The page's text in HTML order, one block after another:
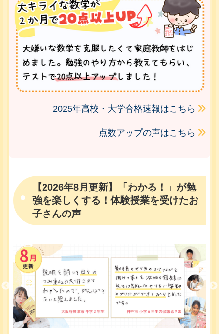
2025年高校・大学合格速報はこちら
点数アップの声はこちら
【2026年8月更新】「わかる！」が勉
強を楽しくする！体験授業を受けたお
子さんの声